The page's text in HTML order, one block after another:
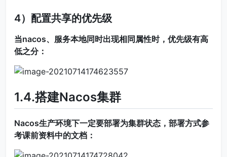
4）配置共享的优先级
当nacos、服务本地同时出现相同属性时，优先级有高
低之分：
1.4.搭建Nacos集群
Nacos生产环境下一定要部署为集群状态，部署方式参
考课前资料中的文档：